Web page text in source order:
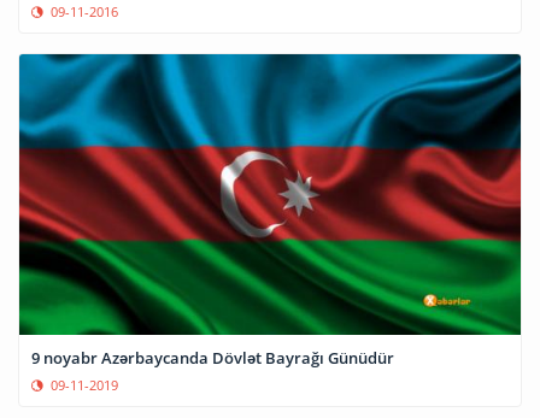
09-11-2016
9 noyabr Azərbaycanda Dövlət Bayrağı Günüdür
09-11-2019